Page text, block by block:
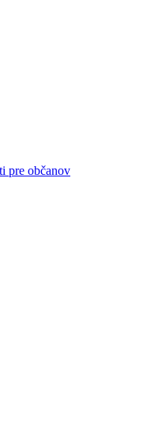
pre občanov